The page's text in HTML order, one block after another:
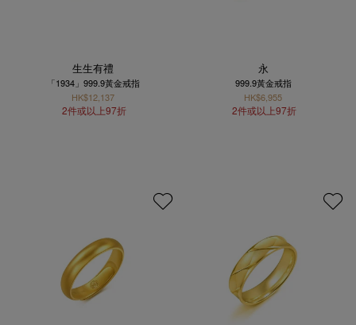
生生有禮
「1934」999.9黃金戒指
HK$12,137
2件或以上97折
永
999.9黃金戒指
HK$6,955
2件或以上97折